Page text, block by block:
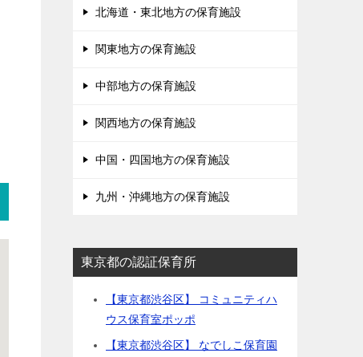
北海道・東北地方の保育施設
関東地方の保育施設
中部地方の保育施設
関西地方の保育施設
中国・四国地方の保育施設
九州・沖縄地方の保育施設
東京都の認証保育所
【東京都渋谷区】 コミュニティハ
ウス保育室ポッポ
【東京都渋谷区】 なでしこ保育園